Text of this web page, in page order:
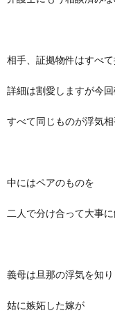
相手、証拠物件はすべて
詳細は割愛しますが今
すべて同じものが浮気相
中にはペアのものを
二人で分け合って大事に
義母は旦那の浮気を知
姑に嫉妬した嫁が